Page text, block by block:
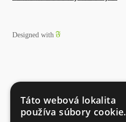
Designed with
Táto webová lokalita
používa súbory cookie.